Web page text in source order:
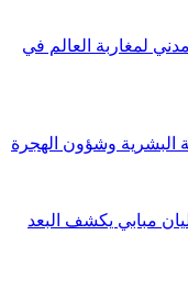
لمغاربة العالم في
البشرية وشؤون الهجرة
مبابي يكشف البعد